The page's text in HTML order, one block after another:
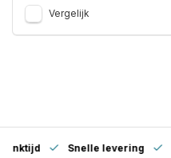
Vergelijk
Snelle levering